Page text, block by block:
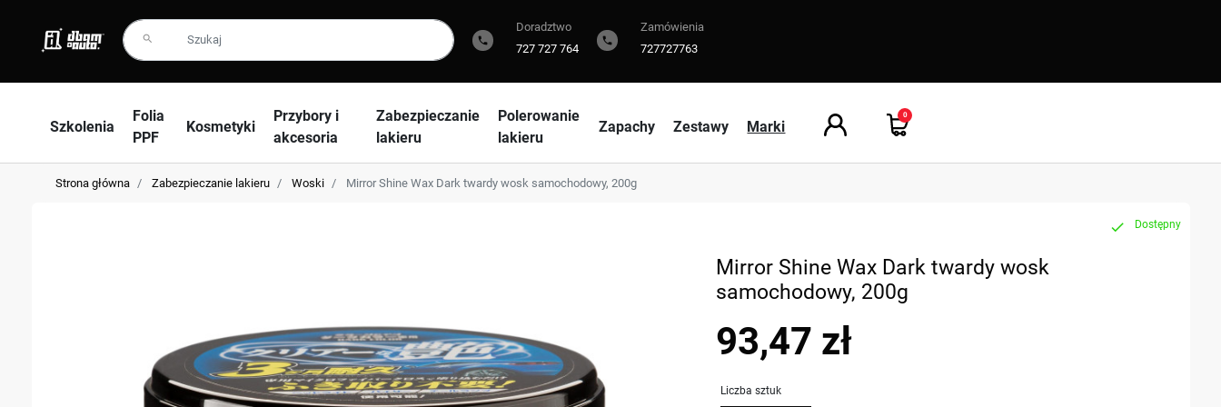
search phone
Doradztwo
727 727 764
phone
Zamówienia
727727763
Szkolenia
Folia
PPF
Kosmetyki
Przybory i
akcesoria
Zabezpieczanie
lakieru
Polerowanie
lakieru
Zapachy Zestawy Marki
0
Strona główna Zabezpieczanie lakieru Woski Mirror Shine Wax Dark twardy wosk samochodowy, 200g
check Dostępny
Mirror Shine Wax Dark twardy wosk
samochodowy, 200g
93,47 zł
Liczba sztuk